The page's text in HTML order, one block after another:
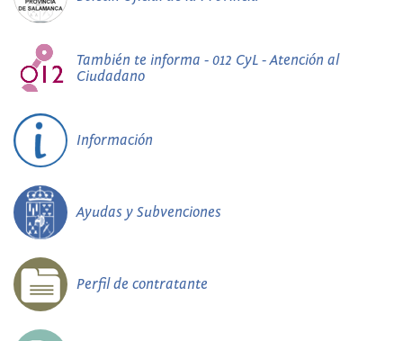
También te informa - 012 CyL - Atención al
Ciudadano
Información
Ayudas y Subvenciones
Perfil de contratante